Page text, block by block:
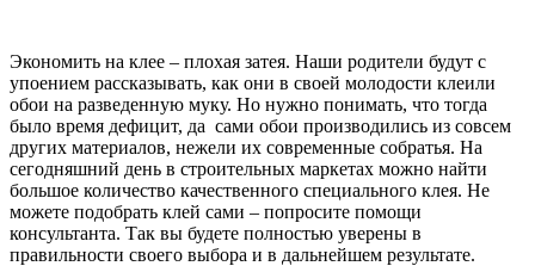
Экономить на клее – плохая затея. Наши родители будут с
упоением рассказывать, как они в своей молодости клеили
обои на разведенную муку. Но нужно понимать, что тогда
было время дефицит, да сами обои производились из совсем
других материалов, нежели их современные собратья. На
сегодняшний день в строительных маркетах можно найти
большое количество качественного специального клея. Не
можете подобрать клей сами – попросите помощи
консультанта. Так вы будете полностью уверены в
правильности своего выбора и в дальнейшем результате.